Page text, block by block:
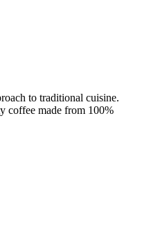
to traditional cuisine.
coffee made from 100%